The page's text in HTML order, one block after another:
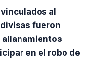
al
fueron
allanamientos
en el robo de